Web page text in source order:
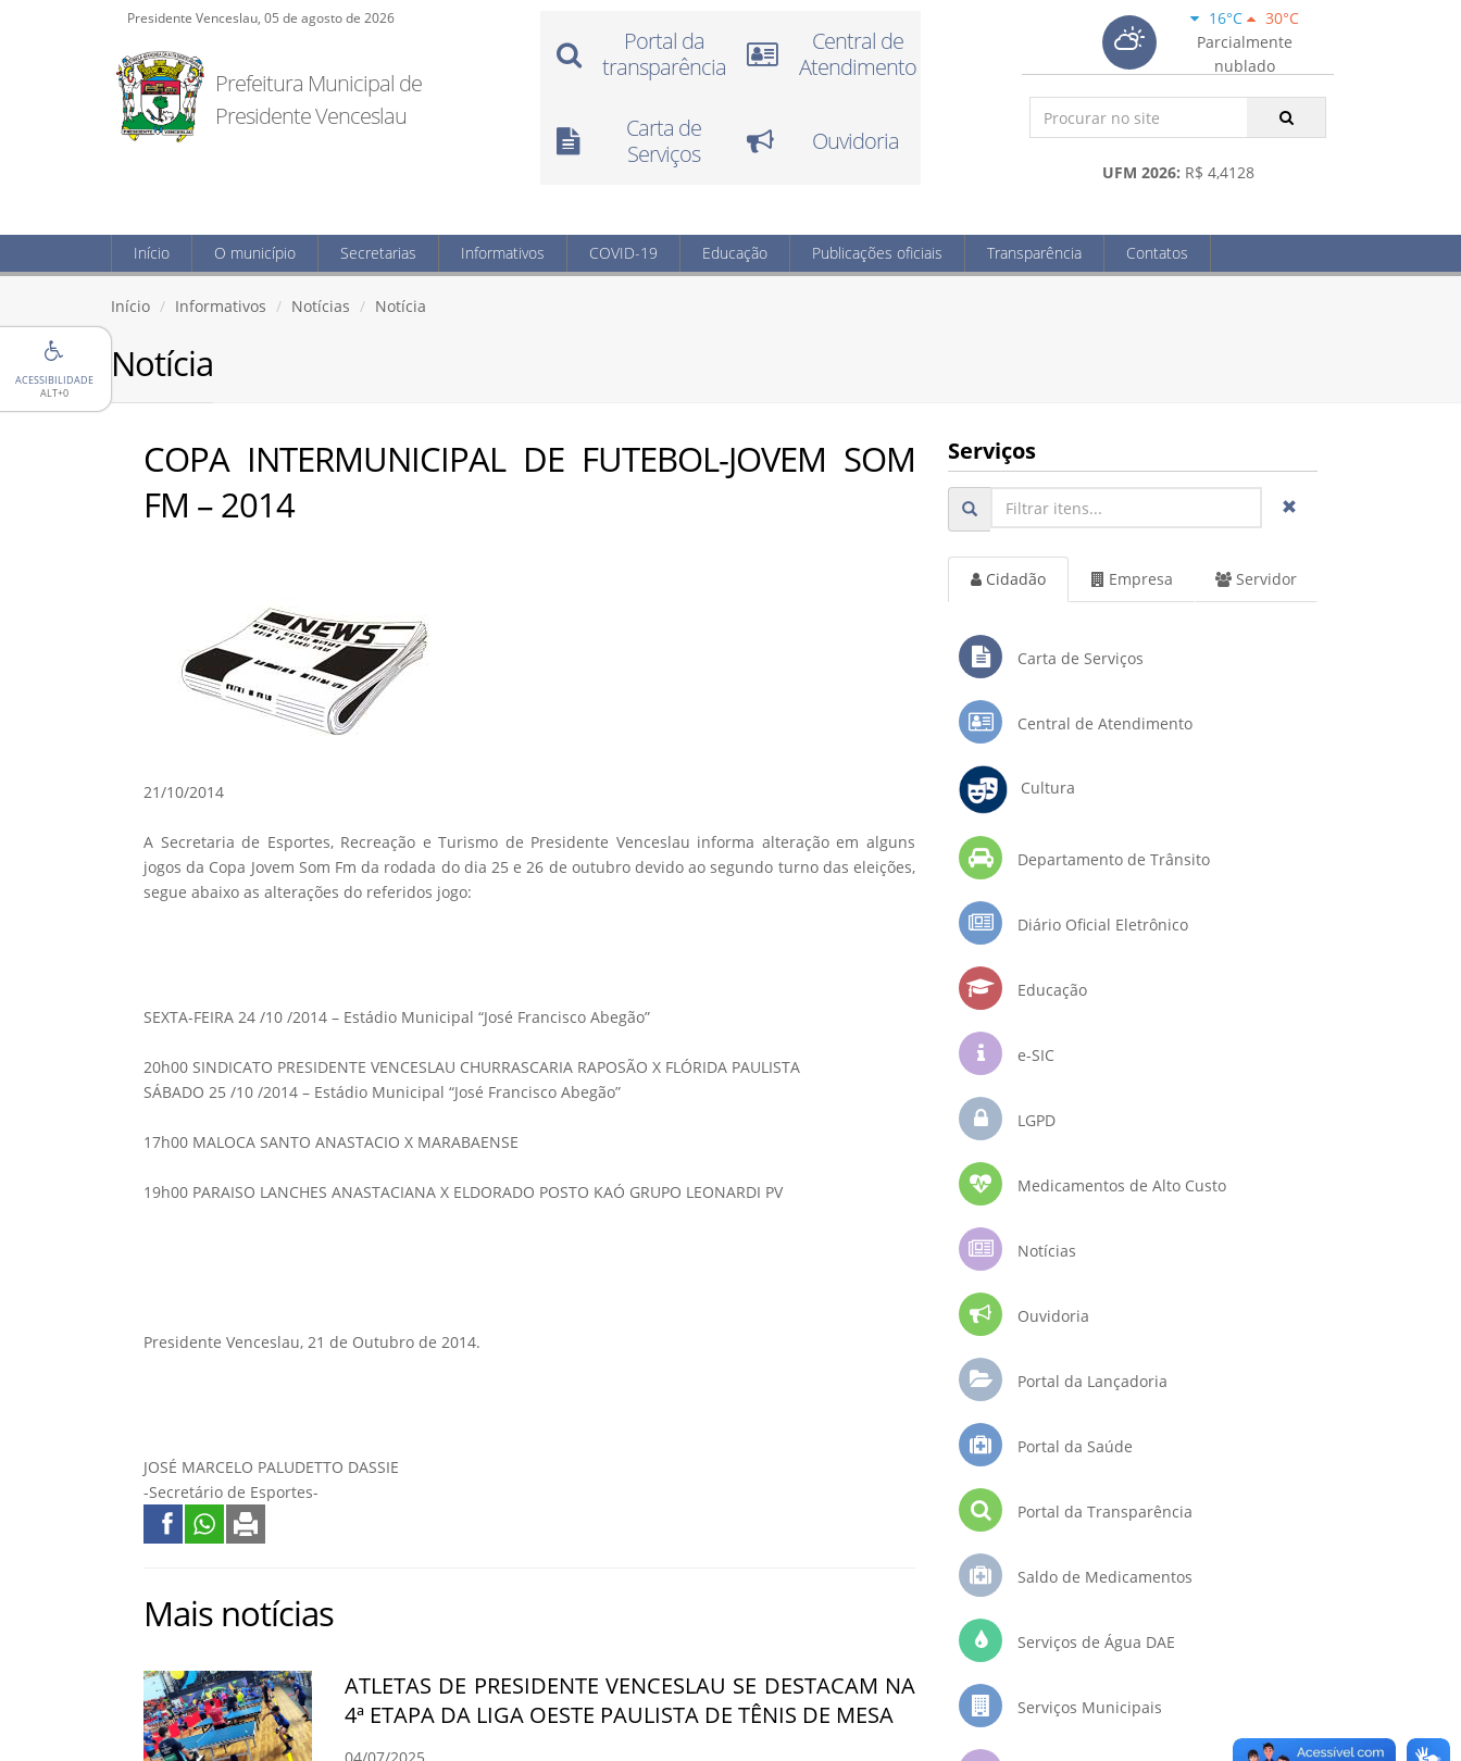
ACESSIBILIDADE
ALT+0
Presidente Venceslau, 05 de agosto de 2026
Prefeitura Municipal de
Presidente Venceslau
Portal da
transparência
Central de
Atendimento
Carta de
Serviços
Ouvidoria
16°C
30°C
Parcialmente
nublado
UFM 2026: R$ 4,4128
Início O município Secretarias Informativos COVID-19 Educação Publicações oficiais Transparência Contatos
Início Informativos Notícias Notícia
Notícia
COPA INTERMUNICIPAL DE FUTEBOL-JOVEM SOM
FM – 2014
21/10/2014
A Secretaria de Esportes, Recreação e Turismo de Presidente Venceslau informa alteração em alguns
jogos da Copa Jovem Som Fm da rodada do dia 25 e 26 de outubro devido ao segundo turno das eleições,
segue abaixo as alterações do referidos jogo:
SEXTA-FEIRA 24 /10 /2014 – Estádio Municipal “José Francisco Abegão”
20h00 SINDICATO PRESIDENTE VENCESLAU CHURRASCARIA RAPOSÃO X FLÓRIDA PAULISTA
SÁBADO 25 /10 /2014 – Estádio Municipal “José Francisco Abegão”
17h00 MALOCA SANTO ANASTACIO X MARABAENSE
19h00 PARAISO LANCHES ANASTACIANA X ELDORADO POSTO KAÓ GRUPO LEONARDI PV
Presidente Venceslau, 21 de Outubro de 2014.
JOSÉ MARCELO PALUDETTO DASSIE
-Secretário de Esportes-
Mais notícias
ATLETAS DE PRESIDENTE VENCESLAU SE DESTACAM NA
4ª ETAPA DA LIGA OESTE PAULISTA DE TÊNIS DE MESA
Serviços
Cidadão Empresa Servidor
Carta de Serviços
Central de Atendimento
Cultura
Departamento de Trânsito
Diário Oficial Eletrônico
Educação
e-SIC
LGPD
Medicamentos de Alto Custo
Notícias
Ouvidoria
Portal da Lançadoria
Portal da Saúde
Portal da Transparência
Saldo de Medicamentos
Serviços de Água DAE
Serviços Municipais